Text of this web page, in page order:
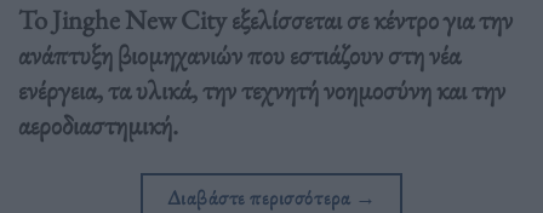
To Jinghe New City εξελίσσεται σε κέντρο για την
ανάπτυξη βιομηχανιών που εστιάζουν στη νέα
ενέργεια, τα υλικά, την τεχνητή νοημοσύνη και την
αεροδιαστημική.
Διαβάστε περισσότερα →